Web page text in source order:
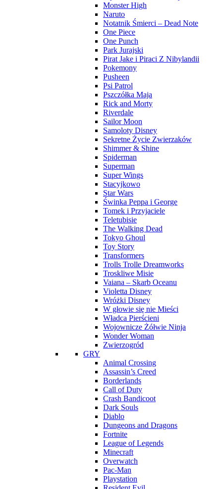
Monster High
Naruto
Notatnik Śmierci – Dead Note
One Piece
One Punch
Park Jurajski
Pirat Jake i Piraci Z Nibylandii
Pokemony
Pusheen
Psi Patrol
Pszczółka Maja
Rick and Morty
Riverdale
Sailor Moon
Samoloty Disney
Sekretne Życie Zwierzaków
Shimmer & Shine
Spiderman
Superman
Super Wings
Stacyjkowo
Star Wars
Świnka Peppa i George
Tomek i Przyjaciele
Teletubisie
The Walking Dead
Tokyo Ghoul
Toy Story
Transformers
Trolls Trolle Dreamworks
Troskliwe Misie
Vaiana – Skarb Oceanu
Violetta Disney
Wróżki Disney
W głowie się nie Mieści
Władca Pierścieni
Wojownicze Żółwie Ninja
Wonder Woman
Zwierzogród
GRY
Animal Crossing
Assassin’s Creed
Borderlands
Call of Duty
Crash Bandicoot
Dark Souls
Diablo
Dungeons and Dragons
Fortnite
League of Legends
Minecraft
Overwatch
Pac-Man
Playstation